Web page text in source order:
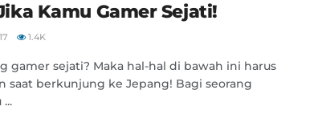
Kamu Gamer Sejati!
1.4K
gamer sejati? Maka hal-hal di bawah ini harus
saat berkunjung ke Jepang! Bagi seorang